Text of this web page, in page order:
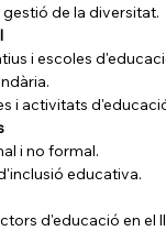
de la diversitat.
i escoles
i activitats
i no formal.
educativa.
d'educació en el